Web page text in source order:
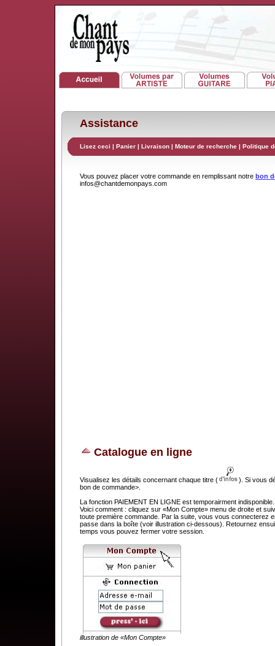
Assistance
Lisez ceci | Panier | Livraison | Moteur de recherche | Politique
Vous pouvez placer votre commande en remplissant notre bon
infos@chantdemonpays.com
Catalogue en ligne
Visualisez les détails concernant chaque titre (
). Si vous
bon de commande>.
La fonction PAIEMENT EN LIGNE est temporairment
Voici comment : cliquez sur «Mon Compte» menu de droite et
toute première commande. Par la suite, vous vous connecterez
passe dans la boîte (voir illustration ci-dessous). Retournez
temps vous pouvez fermer votre session.
illustration de «Mon Compte»